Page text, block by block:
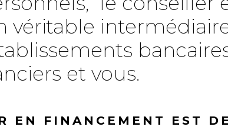
véritable
et vous.
EN FINANCEMENT EST